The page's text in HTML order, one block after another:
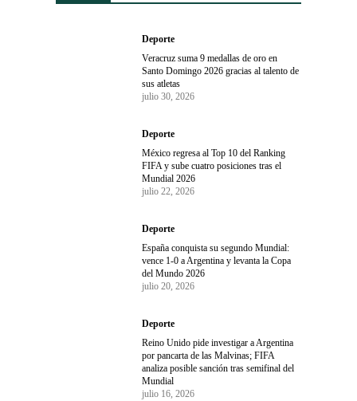
Deporte
Veracruz suma 9 medallas de oro en
Santo Domingo 2026 gracias al talento de
sus atletas
julio 30, 2026
Deporte
México regresa al Top 10 del Ranking
FIFA y sube cuatro posiciones tras el
Mundial 2026
julio 22, 2026
Deporte
España conquista su segundo Mundial:
vence 1-0 a Argentina y levanta la Copa
del Mundo 2026
julio 20, 2026
Deporte
Reino Unido pide investigar a Argentina
por pancarta de las Malvinas; FIFA
analiza posible sanción tras semifinal del
Mundial
julio 16, 2026